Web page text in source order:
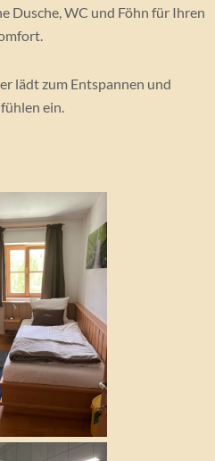
Dusche, WC und Föhn für Ihren
lädt zum Entspannen und
ein.